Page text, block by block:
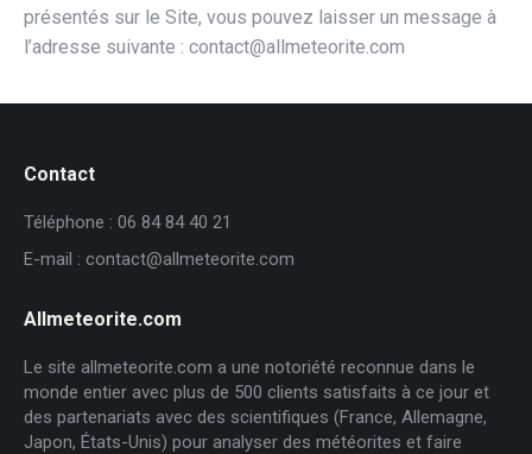
présentés sur le Site, vous pouvez laisser un message à
l’adresse suivante : contact@allmeteorite.com
Contact
Téléphone : 06 84 84 40 21
E-mail : contact@allmeteorite.com
Allmeteorite.com
Le site allmeteorite.com a une notoriété reconnue dans le
monde entier avec plus de 500 clients satisfaits à ce jour et
des partenariats avec des scientifiques (France, Allemagne,
Japon, États-Unis) pour analyser des météorites et faire